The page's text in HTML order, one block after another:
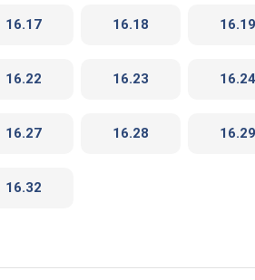
16.17 16.18 16.19
16.22 16.23 16.24
16.27 16.28 16.29
16.32